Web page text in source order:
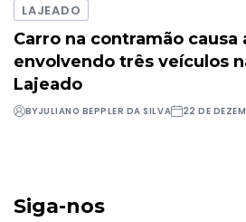
LAJEADO
Carro na contramão causa
envolvendo três veículos
Lajeado
BYJULIANO BEPPLER DA SILVA 22 DE
Siga-nos